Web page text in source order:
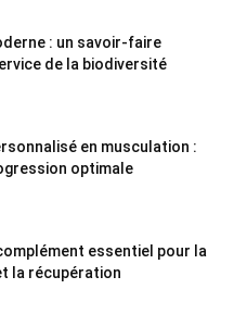
: un savoir-faire
de la biodiversité
en musculation :
optimale
essentiel pour la
la récupération